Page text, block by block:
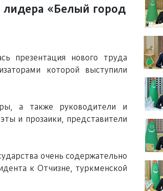
лидера «Белый город
презентация нового труда
которой выступили
а также руководители и
и прозаики, представители
очень содержательно
к Отчизне, туркменской